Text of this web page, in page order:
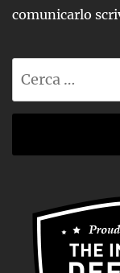
comunicarlo